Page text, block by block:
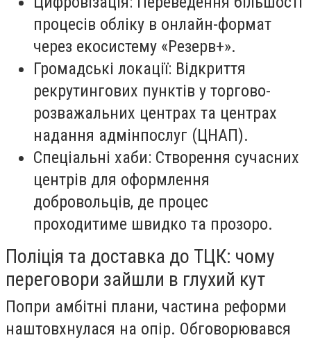
процесів обліку в онлайн-формат
через екосистему «Резерв+».
Громадські локації: Відкриття
рекрутингових пунктів у торгово-
розважальних центрах та центрах
надання адмінпослуг (ЦНАП).
Спеціальні хаби: Створення сучасних
центрів для оформлення
добровольців, де процес
проходитиме швидко та прозоро.
Поліція та доставка до ТЦК: чому
переговори зайшли в глухий кут
Попри амбітні плани, частина реформи
наштовхнулася на опір. Обговорювався